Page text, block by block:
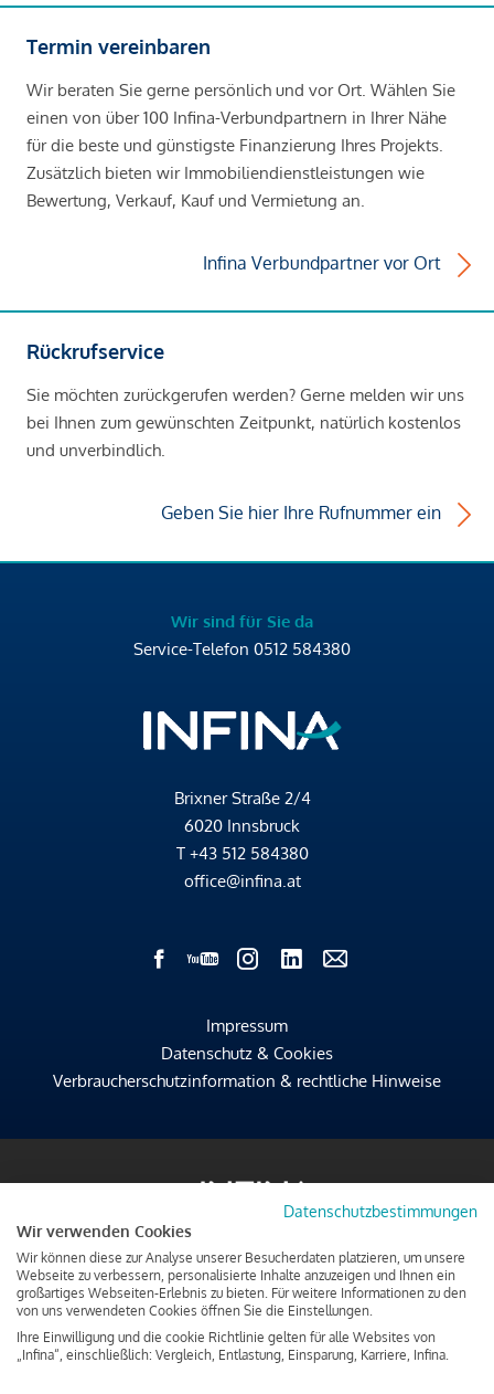
Termin vereinbaren
Wir beraten Sie gerne persönlich und vor Ort. Wählen Sie
einen von über 100 Infina-Verbundpartnern in Ihrer Nähe
für die beste und günstigste Finanzierung Ihres Projekts.
Zusätzlich bieten wir Immobiliendienstleistungen wie
Bewertung, Verkauf, Kauf und Vermietung an.
Infina Verbundpartner vor Ort
Rückrufservice
Sie möchten zurückgerufen werden? Gerne melden wir uns
bei Ihnen zum gewünschten Zeitpunkt, natürlich kostenlos
und unverbindlich.
Geben Sie hier Ihre Rufnummer ein
Wir sind für Sie da
Service-Telefon 0512 584380
Brixner Straße 2/4
6020 Innsbruck
T +43 512 584380
office@infina.at
Impressum
Datenschutz & Cookies
Verbraucherschutzinformation & rechtliche Hinweise
Datenschutzbestimmungen
Wir verwenden Cookies
Wir können diese zur Analyse unserer Besucherdaten platzieren, um unsere
Webseite zu verbessern, personalisierte Inhalte anzuzeigen und Ihnen ein
großartiges Webseiten-Erlebnis zu bieten. Für weitere Informationen zu den
von uns verwendeten Cookies öffnen Sie die Einstellungen.
Ihre Einwilligung und die cookie Richtlinie gelten für alle Websites von
„Infina“, einschließlich: Vergleich, Entlastung, Einsparung, Karriere, Infina.